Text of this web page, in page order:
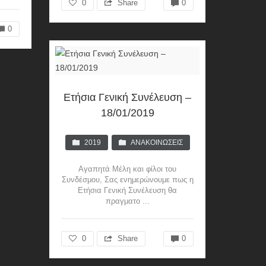
0
0 Share 0
Ετήσια Γενική Συνέλευση –
18/01/2019
2019 ΑΝΑΚΟΙΝΏΣΕΙΣ
Αγαπητά Μέλη και φίλοι του
Συνδέσμου, Σας ενημερώνουμε πως η
Ετήσια Γενική Συνέλευση θα
πραγματο ...
0 Share 0